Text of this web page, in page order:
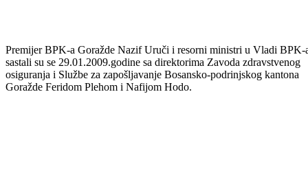
Premijer BPK-a Goražde Nazif Uruči i resorni ministri u Vladi BPK-